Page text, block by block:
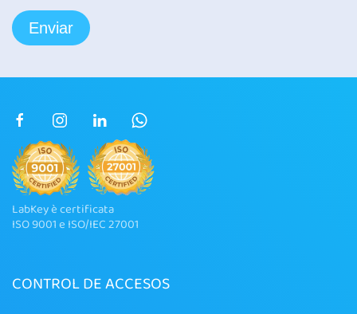
LabKey è certificata
ISO 9001 e ISO/IEC 27001
CONTROL DE ACCESOS